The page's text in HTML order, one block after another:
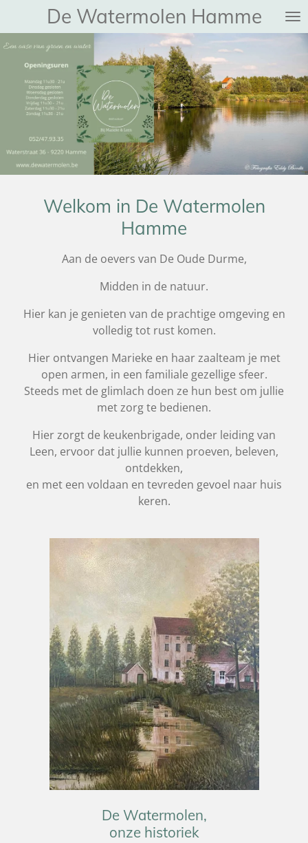
direct
naar
hoofdinhoud
De Watermolen Hamme
Welkom in De Watermolen
Hamme
Aan de oevers van De Oude Durme,
Midden in de natuur.
Hier kan je genieten van de prachtige omgeving en
volledig tot rust komen.
Hier ontvangen Marieke en haar zaalteam je met
open armen, in een familiale gezellige sfeer.
Steeds met de glimlach doen ze hun best om jullie
met zorg te bedienen.
Hier zorgt de keukenbrigade, onder leiding van
Leen, ervoor dat jullie kunnen proeven, beleven,
ontdekken,
en met een voldaan en tevreden gevoel naar huis
keren.
De Watermolen,
onze historiek